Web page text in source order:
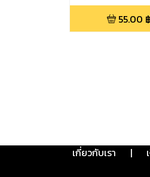
55.00 ฿
เกี่ยวกับเรา |